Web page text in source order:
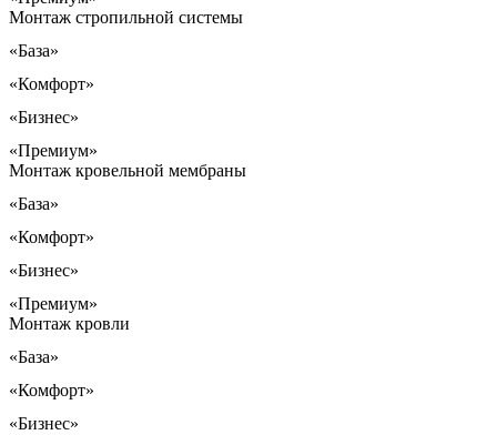
Монтаж стропильной системы
«База»
«Комфорт»
«Бизнес»
«Премиум»
Монтаж кровельной мембраны
«База»
«Комфорт»
«Бизнес»
«Премиум»
Монтаж кровли
«База»
«Комфорт»
«Бизнес»